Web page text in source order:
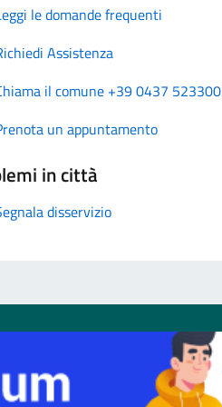
le domande frequenti
Assistenza
il comune +39 0437 523300
un appuntamento
in città
disservizio